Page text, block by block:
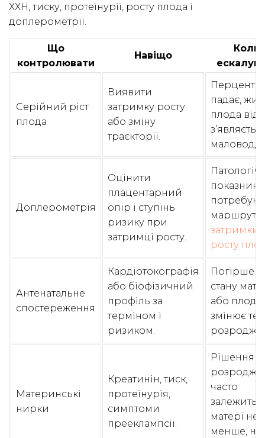
ХХН, тиску, протеїнурії, росту плода і
доплерометрії.
Що
контролювати
Навіщо
Коли
Серійний ріст
плода
Виявити
затримку росту
або зміну
траєкторії.
падає,
плода
Доплерометрія
Оцінити
плацентарний
опір і ступінь
ризику при
затримці росту.
показники
маршруту
затримки
росту
Антенатальне
спостереження
Кардіотокографія
або біофізичний
профіль за
терміном і
ризиком.
стану
або плода
змінює
Материнські
нирки
Креатинін, тиск,
протеїнурія,
симптоми
прееклампсії.
Рішення
часто
залежить
матері не
менше,